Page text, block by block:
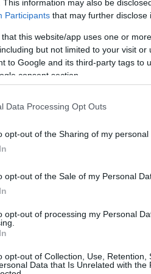
This information may also be
Participants that may further disclose
that this website/app uses one or
but not limited to your visit
to Google and its third-party tags to
consent section.
Data Processing Opt Outs
opt-out of the Sharing of my personal
opt-out of the Sale of my Personal
opt-out of processing my Personal
opt-out of Collection, Use, Retention,
Data that Is Unrelated with the
módszer mellett, de
is adhatunk, a szezámmag
például egy kis reszelt tormával